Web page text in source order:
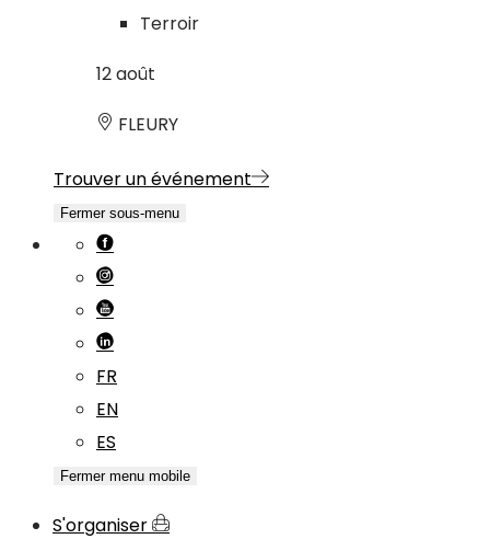
Terroir
12août
FLEURY
Trouver un événement
Fermer sous-menu
FR
EN
ES
Fermer menu mobile
S'organiser